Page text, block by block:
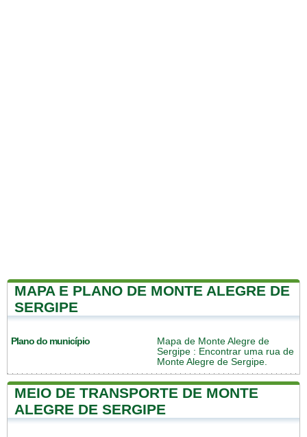
MAPA E PLANO DE MONTE ALEGRE DE
SERGIPE
Plano do município
Mapa de Monte Alegre de
Sergipe : Encontrar uma rua de
Monte Alegre de Sergipe.
MEIO DE TRANSPORTE DE MONTE
ALEGRE DE SERGIPE